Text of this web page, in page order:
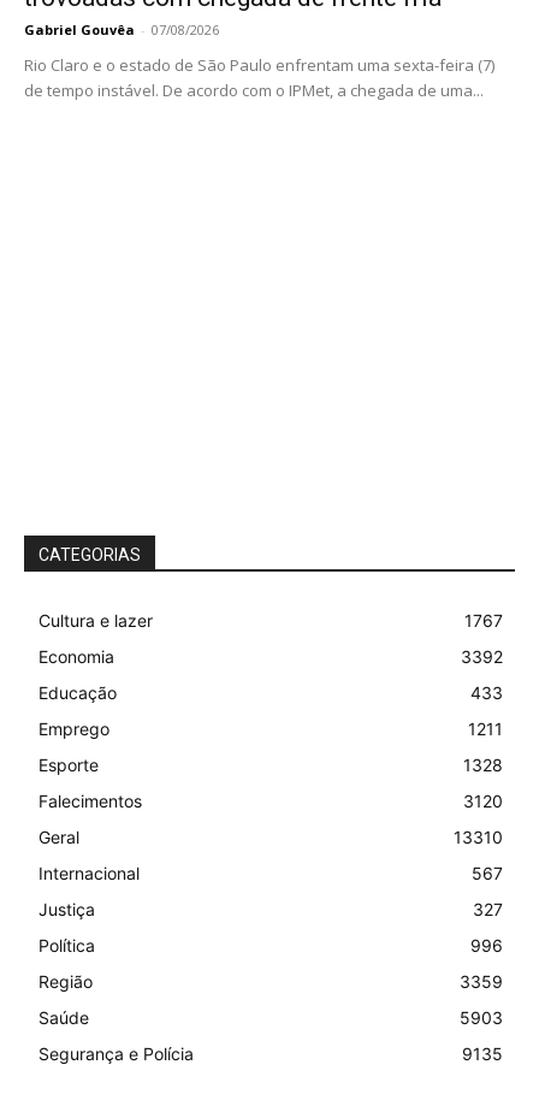
Gabriel Gouvêa - 07/08/2026
Rio Claro e o estado de São Paulo enfrentam uma sexta-feira (7)
de tempo instável. De acordo com o IPMet, a chegada de uma...
CATEGORIAS
Cultura e lazer
1767
Economia
3392
Educação
433
Emprego
1211
Esporte
1328
Falecimentos
3120
Geral
13310
Internacional
567
Justiça
327
Política
996
Região
3359
Saúde
5903
Segurança e Polícia
9135